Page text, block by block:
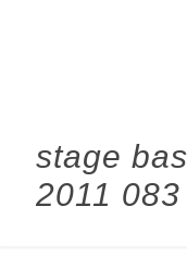
stage
2011 083